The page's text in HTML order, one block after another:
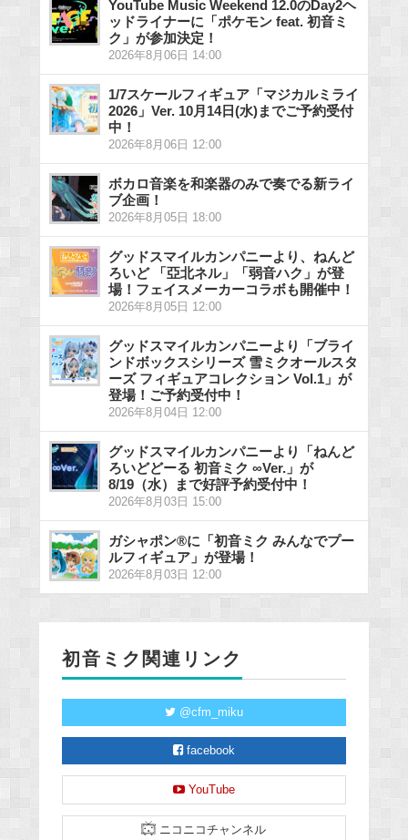
YouTube Music Weekend 12.0のDay2ヘ
ッドライナーに「ポケモン feat. 初音ミ
ク」が参加決定！
2026年8月06日 14:00
1/7スケールフィギュア「マジカルミライ
2026」Ver. 10月14日(水)までご予約受付
中！
2026年8月06日 12:00
ボカロ音楽を和楽器のみで奏でる新ライ
ブ企画！
2026年8月05日 18:00
グッドスマイルカンパニーより、ねんど
ろいど 「亞北ネル」「弱音ハク」が登
場！フェイスメーカーコラボも開催中！
2026年8月05日 12:00
グッドスマイルカンパニーより「ブライ
ンドボックスシリーズ 雪ミクオールスタ
ーズ フィギュアコレクション Vol.1」が
登場！ご予約受付中！
2026年8月04日 12:00
グッドスマイルカンパニーより「ねんど
ろいどどーる 初音ミク ∞Ver.」が
8/19（水）まで好評予約受付中！
2026年8月03日 15:00
ガシャポン®に「初音ミク みんなでプー
ルフィギュア」が登場！
2026年8月03日 12:00
初音ミク関連リンク
@cfm_miku
facebook
YouTube
ニコニコチャンネル